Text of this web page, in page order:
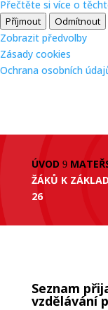
Přečtěte si více o
Příjmout Odmítnout
Zobrazit předvolby
Zásady cookies
Ochrana osobních
ÚVOD 9
ŽÁKŮ K
26
Seznam
vzdělávání